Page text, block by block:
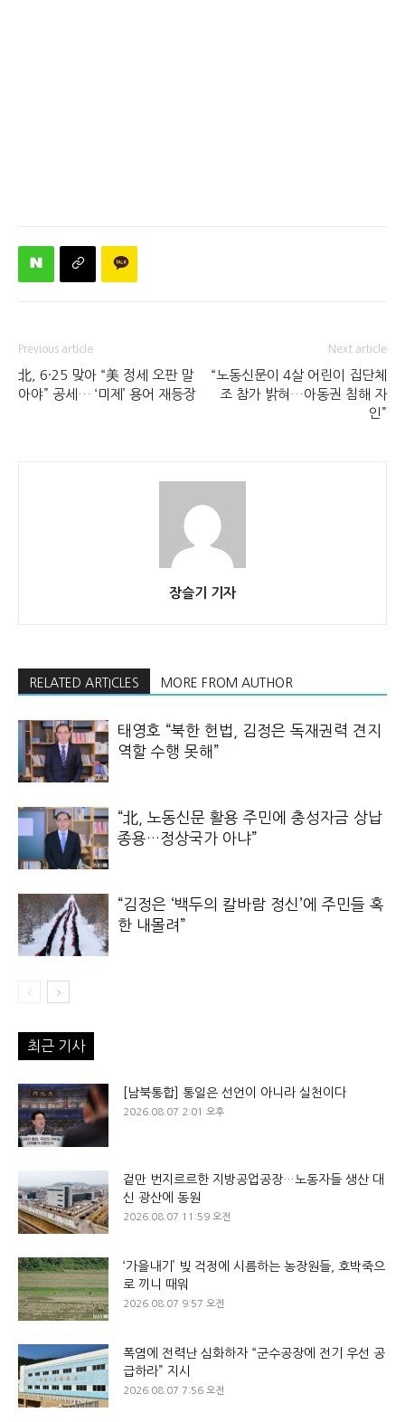
Previous article
北, 6·25 맞아 “美 정세 오판 말
아야” 공세… ‘미제’ 용어 재등장
Next article
“노동신문이 4살 어린이 집단체
조 참가 밝혀…아동권 침해 자
인”
장슬기 기자
RELATED ARTICLES MORE FROM AUTHOR
태영호 “북한 헌법, 김정은 독재권력 견지
역할 수행 못해”
“北, 노동신문 활용 주민에 충성자금 상납
종용…정상국가 아냐”
“김정은 ‘백두의 칼바람 정신’에 주민들 혹
한 내몰려”
최근 기사
[남북통합] 통일은 선언이 아니라 실천이다
2026.08.07 2:01 오후
겉만 번지르르한 지방공업공장…노동자들 생산 대
신 광산에 동원
2026.08.07 11:59 오전
‘가을내기’ 빚 걱정에 시름하는 농장원들, 호박죽으
로 끼니 때워
2026.08.07 9:57 오전
폭염에 전력난 심화하자 “군수공장에 전기 우선 공
급하라” 지시
2026.08.07 7:56 오전